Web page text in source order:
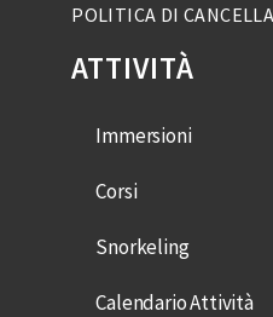
POLITICA DI
ATTIVITÀ
Immersioni
Corsi
Snorkeling
Calendario Attività